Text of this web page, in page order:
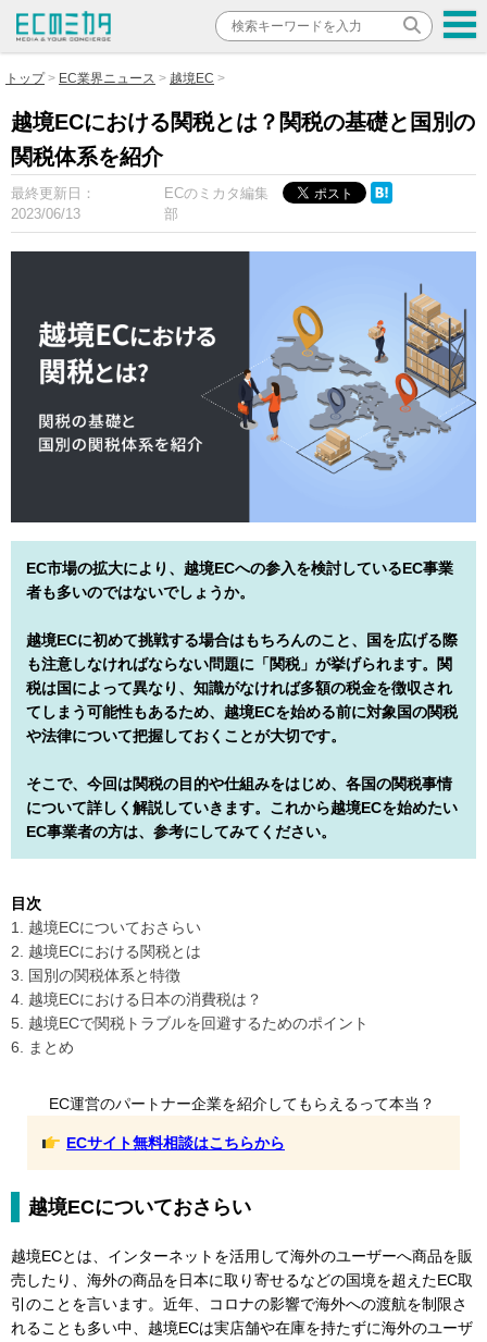
トップ EC業界ニュース 越境EC
越境ECにおける関税とは？関税の基礎と国別の
関税体系を紹介
最終更新日：
2023/06/13
ECのミカタ編集
部
EC市場の拡大により、越境ECへの参入を検討しているEC事業
者も多いのではないでしょうか。
越境ECに初めて挑戦する場合はもちろんのこと、国を広げる際
も注意しなければならない問題に「関税」が挙げられます。関
税は国によって異なり、知識がなければ多額の税金を徴収され
てしまう可能性もあるため、越境ECを始める前に対象国の関税
や法律について把握しておくことが大切です。
そこで、今回は関税の目的や仕組みをはじめ、各国の関税事情
について詳しく解説していきます。これから越境ECを始めたい
EC事業者の方は、参考にしてみてください。
目次
1. 越境ECについておさらい
2. 越境ECにおける関税とは
3. 国別の関税体系と特徴
4. 越境ECにおける日本の消費税は？
5. 越境ECで関税トラブルを回避するためのポイント
6. まとめ
EC運営のパートナー企業を紹介してもらえるって本当？
ECサイト無料相談はこちらから
越境ECについておさらい
越境ECとは、インターネットを活用して海外のユーザーへ商品を販
売したり、海外の商品を日本に取り寄せるなどの国境を超えたEC取
引のことを言います。近年、コロナの影響で海外への渡航を制限さ
れることも多い中、越境ECは実店舗や在庫を持たずに海外のユーザ